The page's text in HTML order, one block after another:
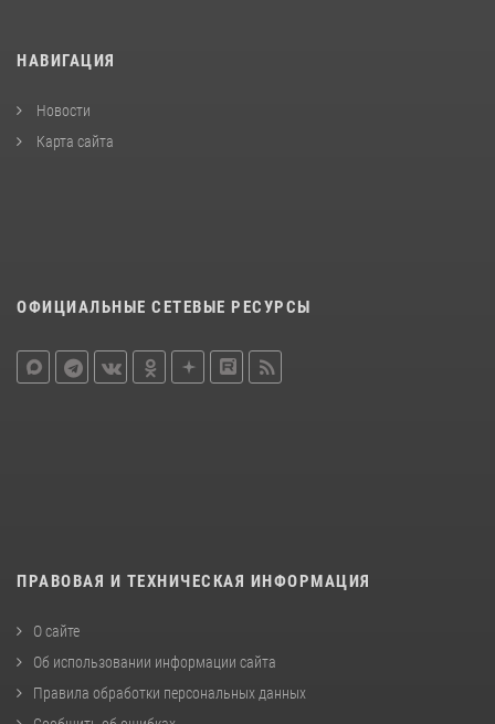
НАВИГАЦИЯ
Новости
Карта сайта
ОФИЦИАЛЬНЫЕ СЕТЕВЫЕ РЕСУРСЫ
ПРАВОВАЯ И ТЕХНИЧЕСКАЯ ИНФОРМАЦИЯ
О сайте
Об использовании информации сайта
Правила обработки персональных данных